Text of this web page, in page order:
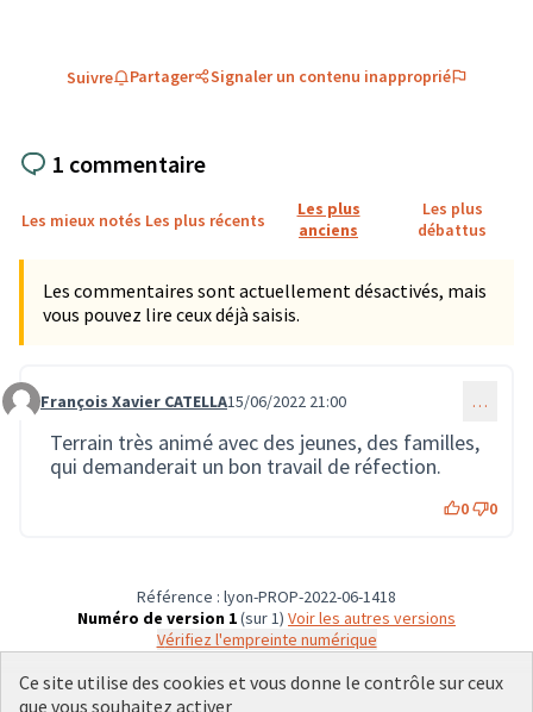
Suivre Partager Signaler un contenu inapproprié
1 commentaire
Les mieux notés Les plus récents
Les plus
anciens
Les plus
débattus
Les commentaires sont actuellement désactivés, mais
vous pouvez lire ceux déjà saisis.
Commentaire 1435
François Xavier CATELLA15/06/2022 21:00 …
Terrain très animé avec des jeunes, des familles,
qui demanderait un bon travail de réfection.
0 0
Référence : lyon-PROP-2022-06-1418
Numéro de version 1(sur 1)
voir les autres versions
Vérifiez l'empreinte numérique
Ce site utilise des cookies et vous donne le contrôle sur ceux
que vous souhaitez activer